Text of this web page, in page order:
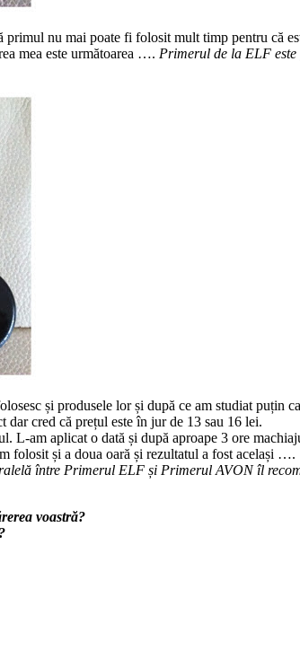
nu mai poate fi folosit mult timp pentru că
mea este următoarea …. Primerul de la ELF este
și produsele lor și după ce am studiat puțin
cred că prețul este în jur de 13 sau 16 lei.
L-am aplicat o dată și după aproape 3 ore
folosit și a doua oară și rezultatul a fost același ….
între Primerul ELF și Primerul AVON îl
voastră?